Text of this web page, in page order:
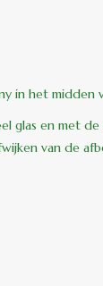
in het midden
glas en met
van de